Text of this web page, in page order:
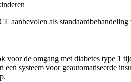
aanbevolen als
de omgang met diabetes type 1
systeem voor geautomatiseerde